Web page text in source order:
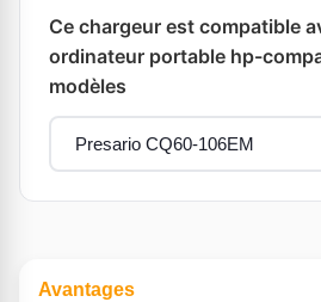
Ce chargeur est compatible
ordinateur portable hp-
modèles
Avantages